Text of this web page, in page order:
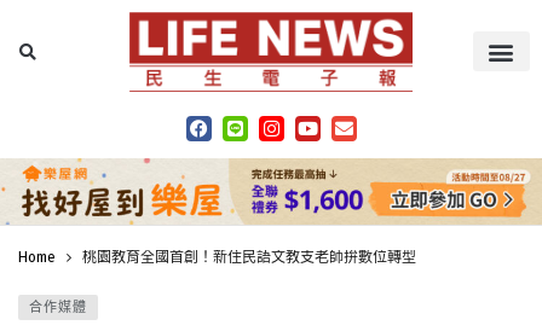
Home 桃園教育全國首創！新住民語文教支老師拚數位轉型
合作媒體